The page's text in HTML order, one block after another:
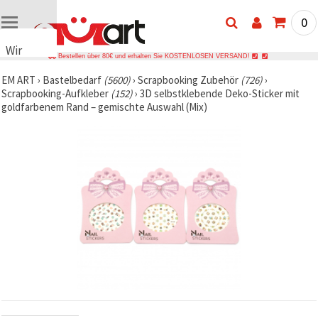
Wir
Cookies
🍪 Wir
verwenden
0
Bestellen über 80€ und erhalten Sie KOSTENLOSEN VERSAND!
EM ART › Bastelbedarf (5600)› Scrapbooking Zubehör (726)›
Scrapbooking-Aufkleber (152)› 3D selbstklebende Deko-Sticker mit
goldfarbenem Rand – gemischte Auswahl (Mix)